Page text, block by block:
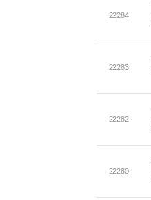
22284
22283
22282
22280